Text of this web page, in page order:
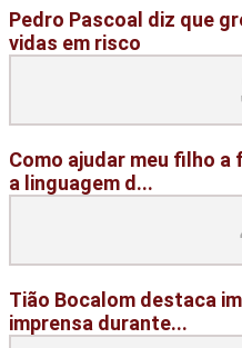
Pedro Pascoal diz que
vidas em risco
Como ajudar meu filho
a linguagem d...
Tião Bocalom destaca
imprensa durante...